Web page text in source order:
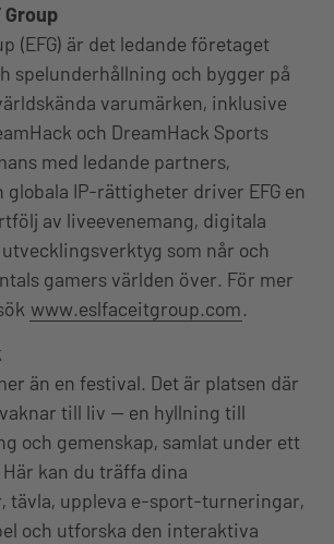
Group
(EFG) är det ledande företaget
spelunderhållning och bygger på
varumärken, inklusive
och DreamHack Sports
med ledande partners,
IP-rättigheter driver EFG en
av liveevenemang, digitala
som når och
gamers världen över. För mer
www.eslfaceitgroup.com.
än en festival. Det är platsen där
till liv — en hyllning till
och gemenskap, samlat under ett
kan du träffa dina
tävla, uppleva e-sport-turneringar,
och utforska den interaktiva